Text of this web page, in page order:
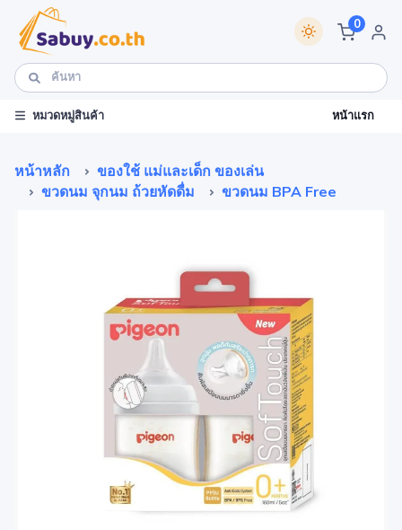
0
หมวดหมู่สินค้า หน้าแรก
หน้าหลัก
ของใช้ แม่และเด็ก ของเล่น
ขวดนม จุกนม ถ้วยหัดดื่ม
ขวดนม BPA Free